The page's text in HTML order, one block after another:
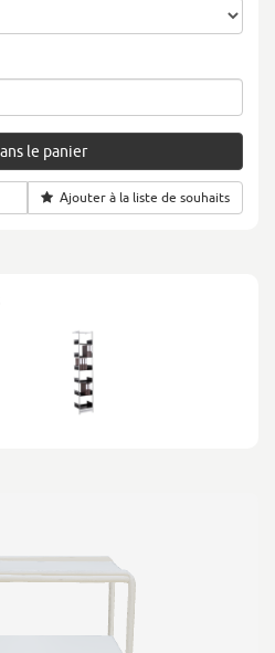
le panier
Ajouter à la liste de souhaits